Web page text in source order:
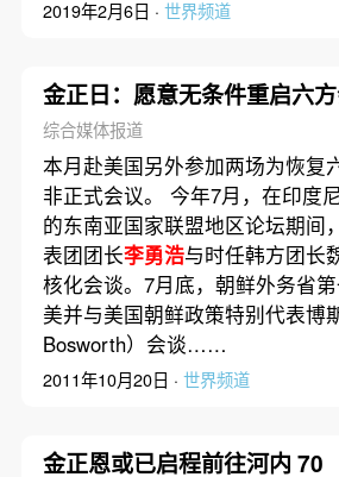
2019年2月6日 · 世界频道
金正日：愿意无条件重启六
综合媒体报道
本月赴美国另外参加两场为恢复
非正式会议。 今年7月，在印度
的东南亚国家联盟地区论坛期间
表团团长李勇浩与时任韩方团长
核化会谈。7月底，朝鲜外务省
美并与美国朝鲜政策特别代表博
Bosworth）会谈……
2011年10月20日 · 世界频道
金正恩或已启程前往河内 70